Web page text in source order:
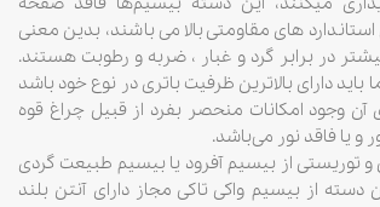
های مقاومتی بالا می باشند، بدین معنی
در برابر گرد و غبار ، ضربه و رطوبت هستند.
باید دارای بالاترین ظرفیت باتری در نوع خود باشد
آن وجود امکانات منحصر بفرد از قبیل چراغ قوه
و یا فاقد نور می‌باشد.
توریستی از بیسیم آفرود یا بیسیم طبیعت گردی
دسته از بیسیم واکی تاکی مجاز دارای آنتن بلند